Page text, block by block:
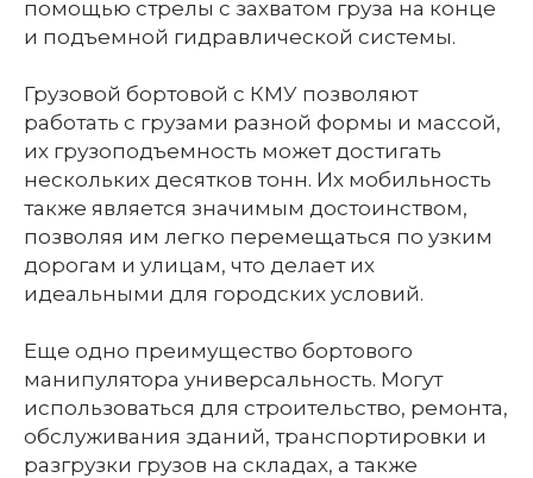
помощью стрелы с захватом груза на конце
и подъемной гидравлической системы.
Грузовой бортовой с КМУ позволяют
работать с грузами разной формы и массой,
их грузоподъемность может достигать
нескольких десятков тонн. Их мобильность
также является значимым достоинством,
позволяя им легко перемещаться по узким
дорогам и улицам, что делает их
идеальными для городских условий.
Еще одно преимущество бортового
манипулятора универсальность. Могут
использоваться для строительство, ремонта,
обслуживания зданий, транспортировки и
разгрузки грузов на складах, а также